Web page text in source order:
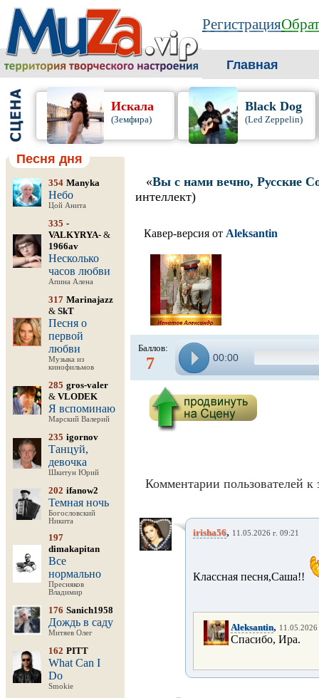
Регистрация
Главная
Искала
(Земфира)
Black Dog
(Led Zeppelin)
Песня дня
354 Manyka
Небо
Цой Анита
335 -
VALKYRYA- &
1966av
Несколько
часов любви
Апина Алена
317 Marinajazz
& SkT
Песня о
первой
любви
Музыка из
кинофильмов
285 gros-valer
& VLODEK
Я вспоминаю
Марский Валерий
235 igornov
Танцуй,
девочка
Шкитун Юрий
202 ifanow2
Темная ночь
Богословский
Никита
197
dimakapitan
Все
нормально
Пресняков
Владимир
176 Sanich1958
Дождь в саду
Митяев Олег
162 PITT
What Can I
Do
Smokie
«Вы с нами вечно, Русские
интеллект)
Кавер-версия от Aleksantin
Баллов:
7 00:00
Комментарии пользователей к
irisha56, 11.05.2026 г. 09:21
Классная песня,Саша!!
Aleksantin, 11.05.2026
Спасибо, Ира.